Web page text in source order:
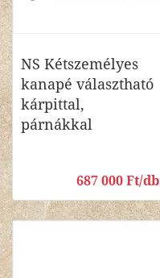
NS Kétszemélyes
kanapé választható
kárpittal,
párnákkal
687 000 Ft/db